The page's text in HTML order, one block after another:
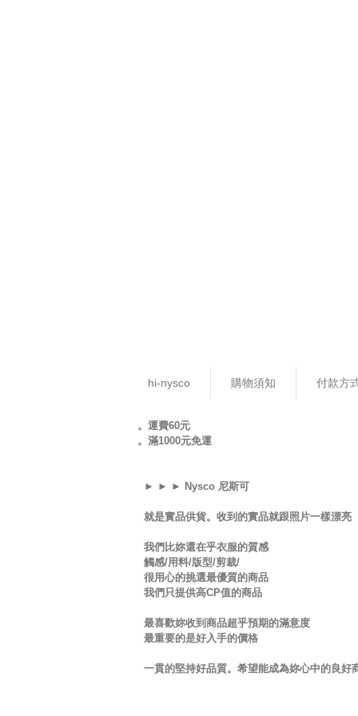
hi-nysco 購物須知 付款方
。運費60元
。滿1000元免運
► ► ► Nysco 尼斯可
就是實品供貨。收到的實品就跟照片一樣漂亮
我們比妳還在乎衣服的質感
觸感/用料/版型/剪裁/
很用心的挑選最優質的商品
我們只提供高CP值的商品
最喜歡妳收到商品超乎預期的滿意度
最重要的是好入手的價格
一貫的堅持好品質。希望能成為妳心中的良好